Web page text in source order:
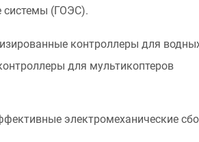
системы (ГОЭС).
контроллеры для
для мультикоптеров
электромеханические